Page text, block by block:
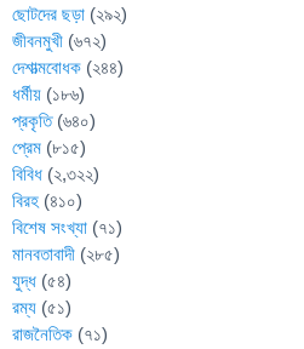
ছোটদের ছড়া (২৯২)
জীবনমুখী (৬৭২)
দেশাত্মবোধক (২৪৪)
ধর্মীয় (১৮৬)
প্রকৃতি(৬৪০)
প্রেম (৮১৫)
বিবিধ (২,৩২২)
বিরহ (৪১০)
বিশেষ সংখ্যা (৭১)
মানবতাবাদী (২৮৫)
যুদ্ধ (৫৪)
রম্য (৫১)
রাজনৈতিক (৭১)